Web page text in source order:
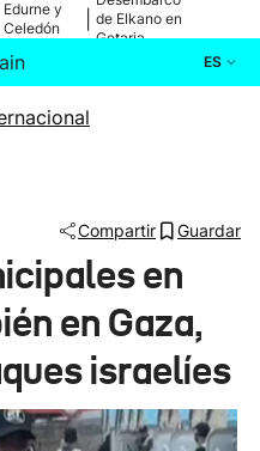
Edurne y
Celedón
de Elkano en
Getaria
ES
Compartir Guardar
en
en Gaza,
israelíes